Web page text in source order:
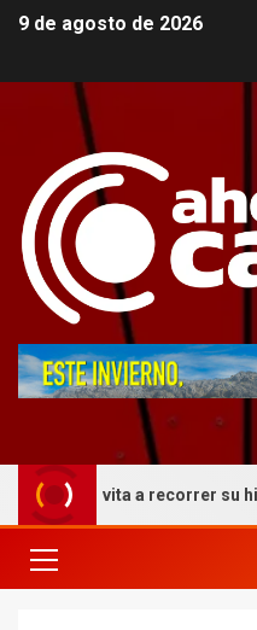
9 de agosto de 2026
a recorrer su historia y